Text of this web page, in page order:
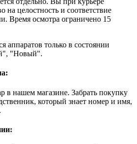
на целостность и соответствие
Время осмотра ограничено 15
аппаратов только в состоянии
"Новый".
в нашем магазине. Забрать покупку
который знает номер и имя,